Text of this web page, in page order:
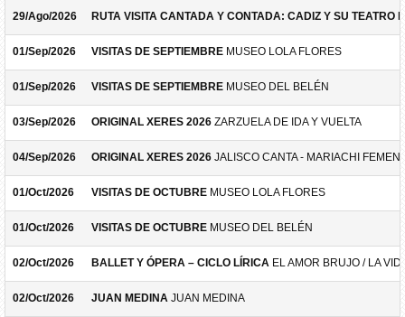
29/Ago/2026 RUTA VISITA CANTADA Y CONTADA: CADIZ Y SU TEATRO
01/Sep/2026 VISITAS DE SEPTIEMBRE MUSEO LOLA FLORES
01/Sep/2026 VISITAS DE SEPTIEMBRE MUSEO DEL BELÉN
03/Sep/2026 ORIGINAL XERES 2026 ZARZUELA DE IDA Y VUELTA
04/Sep/2026 ORIGINAL XERES 2026 JALISCO CANTA - MARIACHI
01/Oct/2026 VISITAS DE OCTUBRE MUSEO LOLA FLORES
01/Oct/2026 VISITAS DE OCTUBRE MUSEO DEL BELÉN
02/Oct/2026 BALLET Y ÓPERA – CICLO LÍRICA EL AMOR BRUJO / LA
02/Oct/2026 JUAN MEDINA JUAN MEDINA